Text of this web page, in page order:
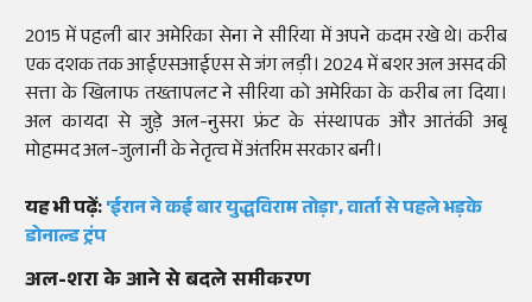
2015 में पहली बार अमेरिका सेना ने सीरिया में अपने कदम रखे थे। करीब
एक दशक तक आईएसआईएस से जंग लड़ी। 2024 में बशर अल असद की
सत्ता के खिलाफ तख्तापलट ने सीरिया को अमेरिका के करीब ला दिया।
अल कायदा से जुड़े अल-नुसरा फ्रंट के संस्थापक और आतंकी अबू
मोहम्मद अल-जुलानी के नेतृत्व में अंतरिम सरकार बनी।
यह भी पढ़ें:'ईरान ने कई बार युद्धविराम तोड़ा', वार्ता से पहले भड़के
डोनाल्ड ट्रंप
अल-शरा के आने से बदले समीकरण